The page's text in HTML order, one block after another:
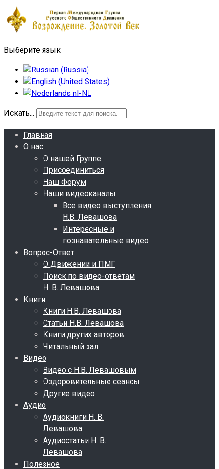
Выберите язык
Искать...
Главная
О нас
О нашей Группе
Присоединиться
Наш Форум
Наши видеоканалы
Все видео выступления
Н.В. Левашова
Интересные и
познавательные видео
Вопрос-Ответ
О Движении и ПМГ
Поиск по видео-ответам
Н. В. Левашова
Книги
Книги Н.В. Левашова
Статьи Н.В. Левашова
Книги других авторов
Читальный зал
Видео
Видео с Н.В. Левашовым
Оздоровительные сеансы
Другие видео
Аудио
Аудиокниги Н. В.
Левашова
Аудиостатьи Н. В.
Левашова
Полезное